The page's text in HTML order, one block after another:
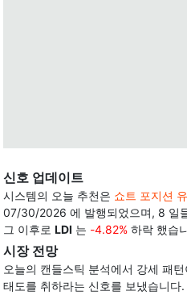
신호 업데이트
시스템의 오늘 추천은 쇼트 포지션
07/30/2026 에 발행되었으며, 8 일
그 이후로 LDI 는 -4.82% 하락 했습
시장 전망
오늘의 캔들스틱 분석에서 강세 패
태도를 취하라는 신호를 보냈습니